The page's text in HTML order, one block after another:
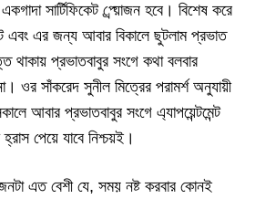
সার্টিফিকেট প্র্য়োজন হবে। বিশেষ করে
এবং এর জন্য আবার বিকালে ছুটলাম প্রভাত
থাকায় প্রভাতবাবুর সংগে কথা বলবার
ওর সাঁকরেদ সুনীল মিত্রের পরামর্শ অনুযায়ী
আবার প্রভাতবাবুর সংগে এ্যাপয়েন্টমেন্ট
পেয়ে যাবে নিশ্চয়ই।
এত বেশী যে, সময় নষ্ট করবার কোনই